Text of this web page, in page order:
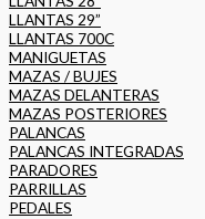
LLANTAS 29”
LLANTAS 700C
MANIGUETAS
MAZAS / BUJES
MAZAS DELANTERAS
MAZAS POSTERIORES
PALANCAS
PALANCAS INTEGRADAS
PARADORES
PARRILLAS
PEDALES